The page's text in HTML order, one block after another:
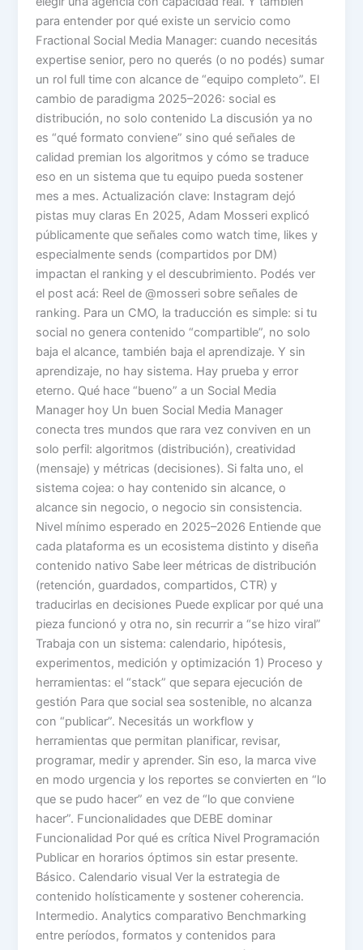
para entender por qué existe un servicio como
Fractional Social Media Manager: cuando necesitás
expertise senior, pero no querés (o no podés) sumar
un rol full time con alcance de “equipo completo”. El
cambio de paradigma 2025–2026: social es
distribución, no solo contenido La discusión ya no
es “qué formato conviene” sino qué señales de
calidad premian los algoritmos y cómo se traduce
eso en un sistema que tu equipo pueda sostener
mes a mes. Actualización clave: Instagram dejó
pistas muy claras En 2025, Adam Mosseri explicó
públicamente que señales como watch time, likes y
especialmente sends (compartidos por DM)
impactan el ranking y el descubrimiento. Podés ver
el post acá: Reel de @mosseri sobre señales de
ranking. Para un CMO, la traducción es simple: si tu
social no genera contenido “compartible”, no solo
baja el alcance, también baja el aprendizaje. Y sin
aprendizaje, no hay sistema. Hay prueba y error
eterno. Qué hace “bueno” a un Social Media
Manager hoy Un buen Social Media Manager
conecta tres mundos que rara vez conviven en un
solo perfil: algoritmos (distribución), creatividad
(mensaje) y métricas (decisiones). Si falta uno, el
sistema cojea: o hay contenido sin alcance, o
alcance sin negocio, o negocio sin consistencia.
Nivel mínimo esperado en 2025–2026 Entiende que
cada plataforma es un ecosistema distinto y diseña
contenido nativo Sabe leer métricas de distribución
(retención, guardados, compartidos, CTR) y
traducirlas en decisiones Puede explicar por qué una
pieza funcionó y otra no, sin recurrir a “se hizo viral”
Trabaja con un sistema: calendario, hipótesis,
experimentos, medición y optimización 1) Proceso y
herramientas: el “stack” que separa ejecución de
gestión Para que social sea sostenible, no alcanza
con “publicar”. Necesitás un workflow y
herramientas que permitan planificar, revisar,
programar, medir y aprender. Sin eso, la marca vive
en modo urgencia y los reportes se convierten en “lo
que se pudo hacer” en vez de “lo que conviene
hacer”. Funcionalidades que DEBE dominar
Funcionalidad Por qué es crítica Nivel Programación
Publicar en horarios óptimos sin estar presente.
Básico. Calendario visual Ver la estrategia de
contenido holísticamente y sostener coherencia.
Intermedio. Analytics comparativo Benchmarking
entre períodos, formatos y contenidos para